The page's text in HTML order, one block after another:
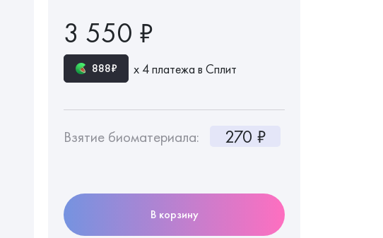
3 550 ₽
888₽ х 4 платежа в Сплит
Взятие биоматериала: 270 ₽
В корзину